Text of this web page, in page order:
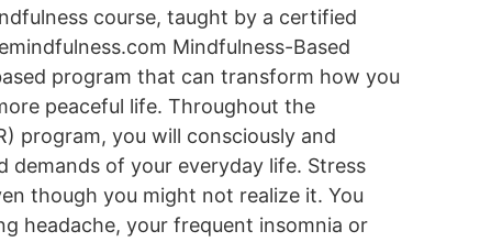
course, taught by a certified
Mindfulness-Based
program that can transform how you
peaceful life. Throughout the
program, you will consciously and
demands of your everyday life. Stress
though you might not realize it. You
headache, your frequent insomnia or